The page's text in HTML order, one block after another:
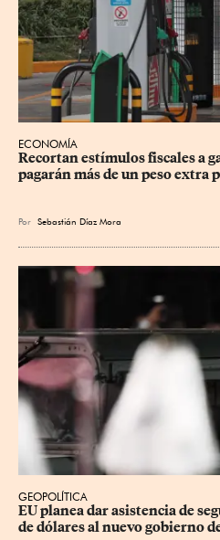
ECONOMÍA
Recortan estímulos fiscales a
pagarán más de un peso extra
Por Sebastián Díaz Mora
GEOPOLÍTICA
EU planea dar asistencia de
de dólares al nuevo gobierno